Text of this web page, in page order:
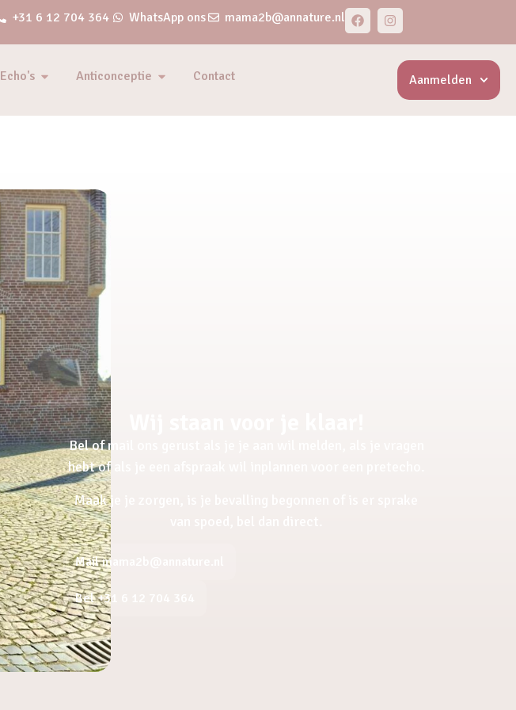
+31 6 12 704 364 WhatsApp ons mama2b@annature.nl
Echo's Anticonceptie Contact Aanmelden
Bel of mail ons gerust als je je aan wil melden, als je vragen
hebt of als je een afspraak wil inplannen voor een pretecho.
Maak je je zorgen, is je bevalling begonnen of is er sprake
Mail mama2b@annature.nl
Bel +31 6 12 704 364